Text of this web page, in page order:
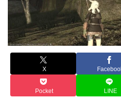
X
Pocket LINE